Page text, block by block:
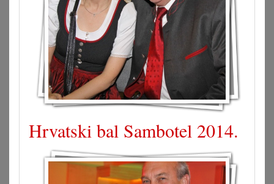
Hrvatski bal Sambotel 2014.